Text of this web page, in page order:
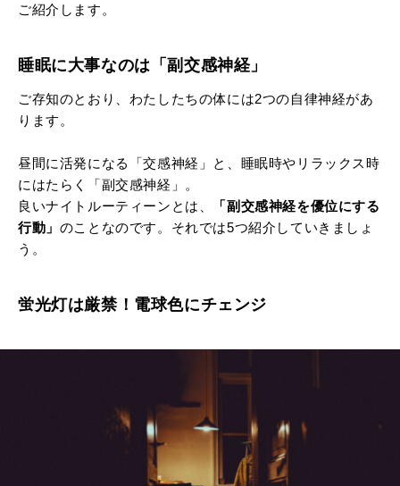
ご紹介します。
睡眠に大事なのは「副交感神経」
ご存知のとおり、わたしたちの体には2つの自律神経があ
ります。
昼間に活発になる「交感神経」と、睡眠時やリラックス時
にはたらく「副交感神経」。
良いナイトルーティーンとは、
「副交感神経を優位にする
行動」 のことなのです。それでは5つ紹介していきましょ
う。
蛍光灯は厳禁！電球色にチェンジ